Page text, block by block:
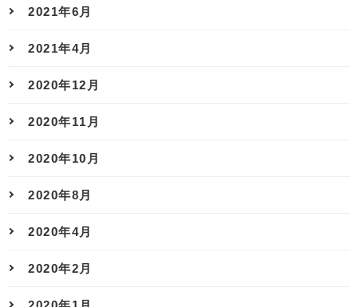
2021年6月
2021年4月
2020年12月
2020年11月
2020年10月
2020年8月
2020年4月
2020年2月